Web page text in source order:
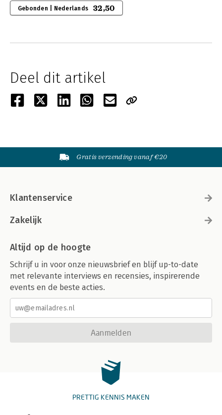
Gebonden | Nederlands 32,50
Deel dit artikel
Gratis verzending vanaf €20
Klantenservice
Zakelijk
Altijd op de hoogte
Schrijf u in voor onze nieuwsbrief en blijf up-to-date
met relevante interviews en recensies, inspirerende
events en de beste acties.
Aanmelden
PRETTIG KENNIS MAKEN